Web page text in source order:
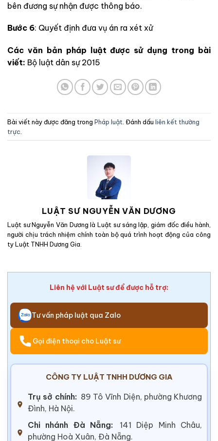
bên đương sự nhận được thông báo.
Bước 6: Quyết định đưa vụ án ra xét xử
Các văn bản pháp luật được sử dụng trong bài
viết: Bộ luật dân sự 2015
Bài viết này được đăng trong Pháp luật . Đánh dấu liên kết thường
trực
LUẬT SƯ NGUYỄN VĂN DƯƠNG
Luật sư Nguyễn Văn Dương là Luật sư sáng lập, giám đốc điều hành,
người chịu trách nhiệm chính toàn bộ quá trình hoạt động của công
ty Luật TNHH Dương Gia.
Liên hệ với Luật sư để được hỗ trợ:
Tư vấn pháp luật qua Zalo
Gọi điện thoại cho Luật sư
CÔNG TY LUẬT TNHH DƯƠNG GIA
Trụ sở chính: 89 Tô Vĩnh Diện, phường Khương
Đình, Hà Nội.
Chi nhánh Đà Nẵng:
141 Diệp Minh Châu,
phường Hoà Xuân, Đà Nẵng.